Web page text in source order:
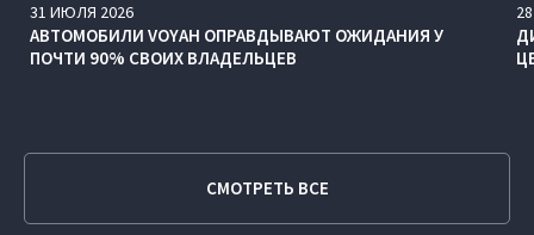
31 ИЮЛЯ 2026
АВТОМОБИЛИ VOYAH ОПРАВДЫВАЮТ ОЖИДАНИЯ У
ПОЧТИ 90% СВОИХ ВЛАДЕЛЬЦЕВ
28
СМОТРЕТЬ ВСЕ